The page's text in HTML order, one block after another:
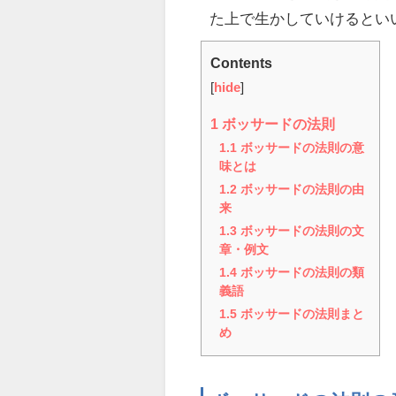
た上で生かしていけるとい
Contents
[ hide]
1 ボッサードの法則
1.1 ボッサードの法則の意
味とは
1.2 ボッサードの法則の由
来
1.3 ボッサードの法則の文
章・例文
1.4 ボッサードの法則の類
義語
1.5 ボッサードの法則まと
め